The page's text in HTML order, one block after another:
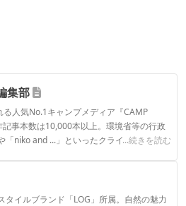
集部
る人気No.1キャンプメディア『CAMP
記事本数は10,000本以上。環境省等の行政
「niko and ...」といったクライアントとの
...続きを読む
のプロフィール
タイルブランド「LOG」所属。自然の魅力